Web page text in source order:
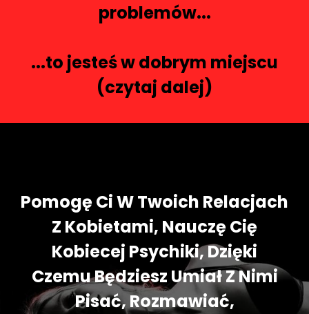
problemów...
...to jesteś w dobrym miejscu
(czytaj dalej)
Pomogę Ci W Twoich Relacjach
Z Kobietami, Nauczę Cię
Kobiecej Psychiki, Dzięki
Czemu Będziesz Umiał Z Nimi
Pisać, Rozmawiać,